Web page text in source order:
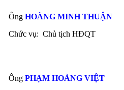
Ông HOÀNG MINH THUẬN
Chức vụ: Chủ tịch HĐQT
Ông PHẠM HOÀNG VIỆT